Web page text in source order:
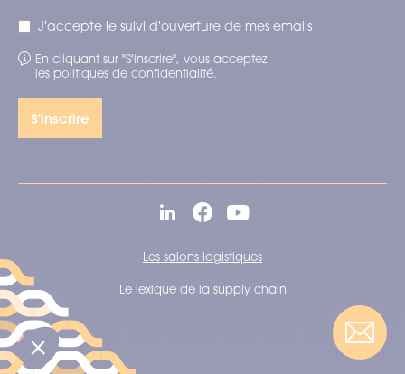
J'accepte le suivi d'ouverture de mes emails
En cliquant sur "S'inscrire", vous acceptez
les politiques de confidentialité.
Les salons logistiques
Le lexique de la supply chain